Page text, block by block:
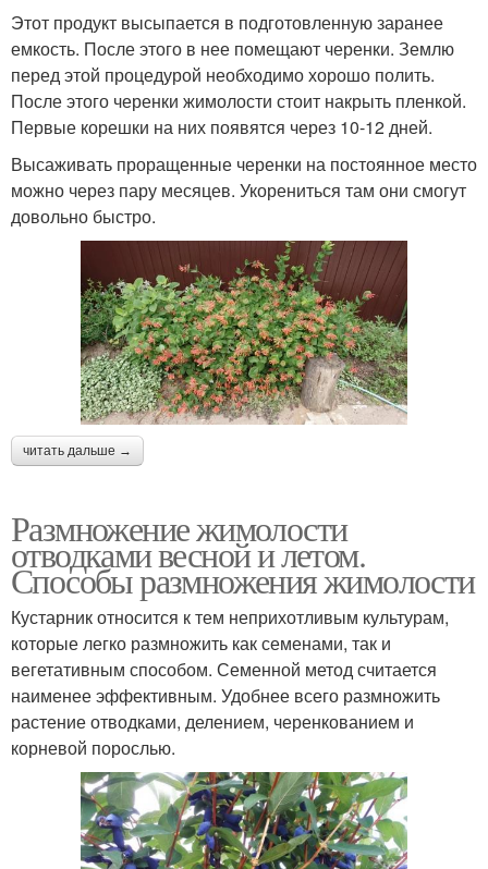
Этот продукт высыпается в подготовленную заранее
емкость. После этого в нее помещают черенки. Землю
перед этой процедурой необходимо хорошо полить.
После этого черенки жимолости стоит накрыть пленкой.
Первые корешки на них появятся через 10-12 дней.
Высаживать проращенные черенки на постоянное место
можно через пару месяцев. Укорениться там они смогут
довольно быстро.
читать дальше →
Размножение жимолости
отводками весной и летом.
Способы размножения жимолости
Кустарник относится к тем неприхотливым культурам,
которые легко размножить как семенами, так и
вегетативным способом. Семенной метод считается
наименее эффективным. Удобнее всего размножить
растение отводками, делением, черенкованием и
корневой порослью.